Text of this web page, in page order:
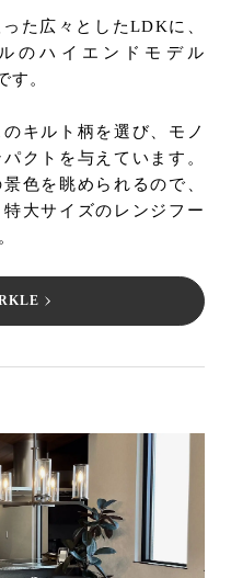
た広々としたLDKに、
のハイエンドモデル
す。
キルト柄を選び、モノ
クトを与えています。
色を眺められるので、
大サイズのレンジフー